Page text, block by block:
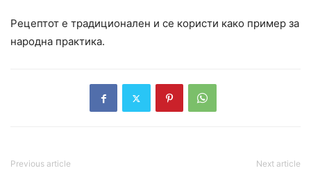
Рецептот е традиционален и се користи како пример за
народна практика.
Previous article Next article